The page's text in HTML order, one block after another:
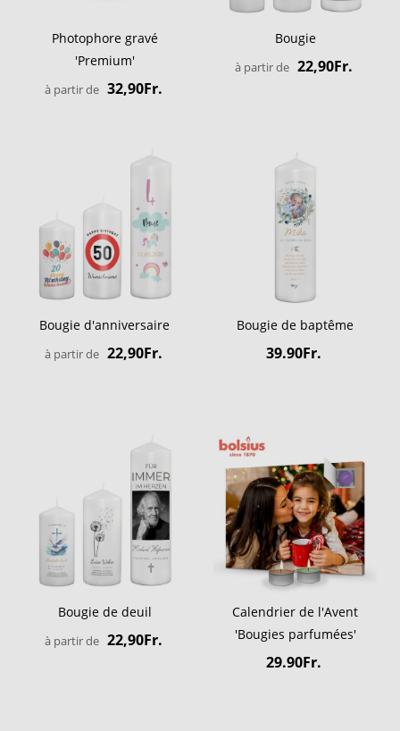
Photophore gravé
'Premium'
à partir de 32,90Fr.
Bougie
à partir de 22,90Fr.
Bougie d'anniversaire
à partir de 22,90Fr.
Bougie de baptême
39.90Fr.
Bougie de deuil
à partir de 22,90Fr.
Calendrier de l'Avent
'Bougies parfumées'
29.90Fr.